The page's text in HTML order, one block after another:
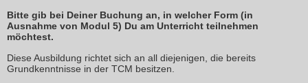
Bitte gib bei Deiner Buchung an, in welcher Form (in
Ausnahme von Modul 5) Du am Unterricht teilnehmen
möchtest.
Diese Ausbildung richtet sich an all diejenigen, die bereits
Grundkenntnisse in der TCM besitzen.